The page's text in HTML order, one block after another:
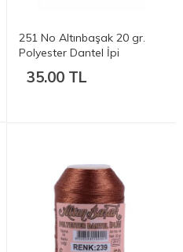
251 No Altınbaşak 20 gr.
Polyester Dantel İpi
35.00 TL